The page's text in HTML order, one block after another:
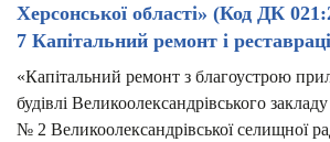
Херсонської області» (Код ДК
7 Капітальний ремонт і
«Капітальний ремонт з благоустрою
будівлі Великоолександрівського
№ 2 Великоолександрівської селищної